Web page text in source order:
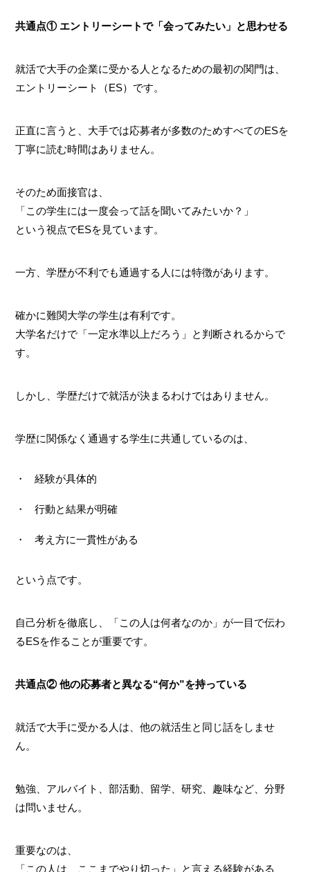
共通点① エントリーシートで「会ってみたい」と思わせる
就活で大手の企業に受かる人となるための最初の関門は、
エントリーシート（ES）です。
正直に言うと、大手では応募者が多数のためすべてのESを
丁寧に読む時間はありません。
そのため面接官は、
「この学生には一度会って話を聞いてみたいか？」
という視点でESを見ています。
一方、学歴が不利でも通過する人には特徴があります。
確かに難関大学の学生は有利です。
大学名だけで「一定水準以上だろう」と判断されるからで
す。
しかし、学歴だけで就活が決まるわけではありません。
学歴に関係なく通過する学生に共通しているのは、
経験が具体的
行動と結果が明確
考え方に一貫性がある
という点です。
自己分析を徹底し、「この人は何者なのか」が一目で伝わ
るESを作ることが重要です。
共通点② 他の応募者と異なる“何か”を持っている
就活で大手に受かる人は、他の就活生と同じ話をしませ
ん。
勉強、アルバイト、部活動、留学、研究、趣味など、分野
は問いません。
重要なのは、
「この人は、ここまでやり切った」と言える経験がある